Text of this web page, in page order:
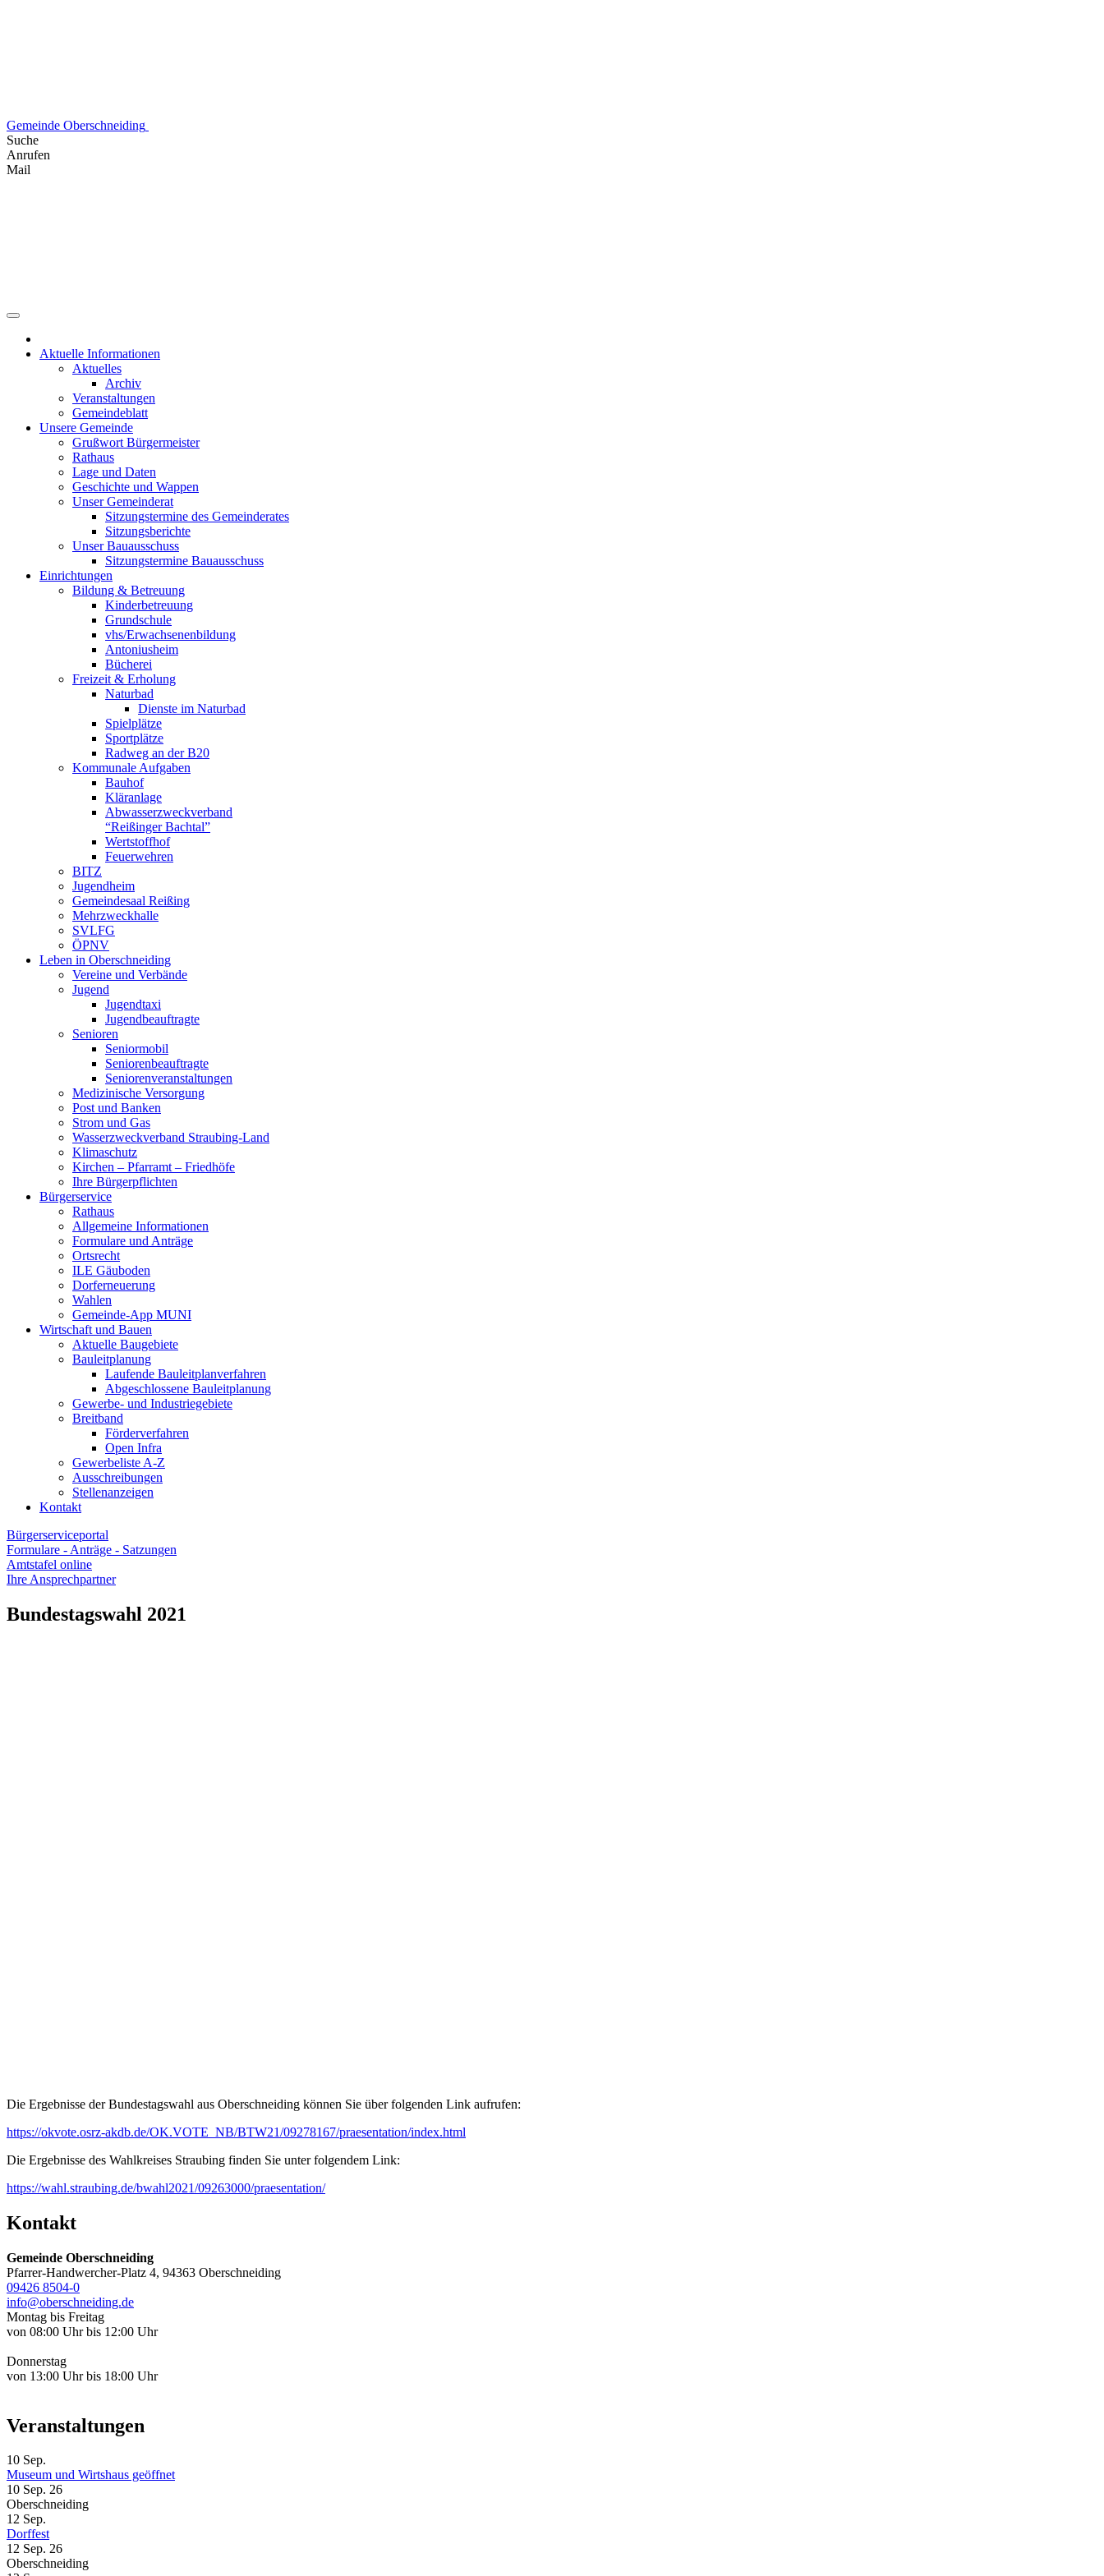
Gemeinde Oberschneiding
Suche
Anrufen
Mail
Aktuelle Informationen
Aktuelles
Archiv
Veranstaltungen
Gemeindeblatt
Unsere Gemeinde
Grußwort Bürgermeister
Rathaus
Lage und Daten
Geschichte und Wappen
Unser Gemeinderat
Sitzungstermine des Gemeinderates
Sitzungsberichte
Unser Bauausschuss
Sitzungstermine Bauausschuss
Einrichtungen
Bildung & Betreuung
Kinderbetreuung
Grundschule
vhs/Erwachsenenbildung
Antoniusheim
Bücherei
Freizeit & Erholung
Naturbad
Dienste im Naturbad
Spielplätze
Sportplätze
Radweg an der B20
Kommunale Aufgaben
Bauhof
Kläranlage
Abwasserzweckverband
“Reißinger Bachtal”
Wertstoffhof
Feuerwehren
BITZ
Jugendheim
Gemeindesaal Reißing
Mehrzweckhalle
SVLFG
ÖPNV
Leben in Oberschneiding
Vereine und Verbände
Jugend
Jugendtaxi
Jugendbeauftragte
Senioren
Seniormobil
Seniorenbeauftragte
Seniorenveranstaltungen
Medizinische Versorgung
Post und Banken
Strom und Gas
Wasserzweckverband Straubing-Land
Klimaschutz
Kirchen – Pfarramt – Friedhöfe
Ihre Bürgerpflichten
Bürgerservice
Rathaus
Allgemeine Informationen
Formulare und Anträge
Ortsrecht
ILE Gäuboden
Dorferneuerung
Wahlen
Gemeinde-App MUNI
Wirtschaft und Bauen
Aktuelle Baugebiete
Bauleitplanung
Laufende Bauleitplanverfahren
Abgeschlossene Bauleitplanung
Gewerbe- und Industriegebiete
Breitband
Förderverfahren
Open Infra
Gewerbeliste A-Z
Ausschreibungen
Stellenanzeigen
Kontakt
Bürgerserviceportal
Formulare - Anträge - Satzungen
Amtstafel online
Ihre Ansprechpartner
Bundestagswahl 2021
Die Ergebnisse der Bundestagswahl aus Oberschneiding können Sie über folgenden Link aufrufen:
https://okvote.osrz-akdb.de/OK.VOTE_NB/BTW21/09278167/praesentation/index.html
Die Ergebnisse des Wahlkreises Straubing finden Sie unter folgendem Link:
https://wahl.straubing.de/bwahl2021/09263000/praesentation/
Kontakt
Gemeinde Oberschneiding
Pfarrer-Handwercher-Platz 4, 94363 Oberschneiding
09426 8504-0
info@oberschneiding.de
Montag bis Freitag
von 08:00 Uhr bis 12:00 Uhr
Donnerstag
von 13:00 Uhr bis 18:00 Uhr
Veranstaltungen
10 Sep.
Museum und Wirtshaus geöffnet
10 Sep. 26
Oberschneiding
12 Sep.
Dorffest
12 Sep. 26
Oberschneiding